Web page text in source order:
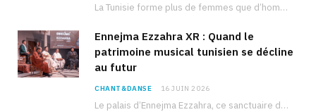
La Tunisie forme plus de femmes que d’hommes dans les filières scientifiques. Pourtant, pour beaucoup…
Ennejma Ezzahra XR : Quand le
patrimoine musical tunisien se décline
au futur
CHANT&DANSE 16 JUIN 2026
Le palais d’Ennejma Ezzahra, ce sanctuaire de la musique tunisienne et méditerranéenne construit par le…